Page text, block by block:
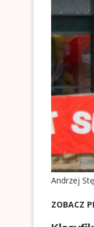
Andrzej
ZOBACZ